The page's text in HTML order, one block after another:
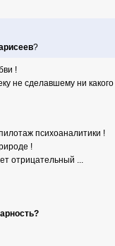
?
!
не сделавшему ни какого
психоаналитики !
!
отрицательный ...